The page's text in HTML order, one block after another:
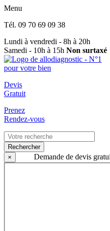
Menu
Tél. 09 70 69 09 38
Lundi à vendredi - 8h à 20h
Samedi - 10h à 15h Non surtaxé
Devis
Gratuit
Prenez
Rendez-vous
Rechercher
×
Demande de devis